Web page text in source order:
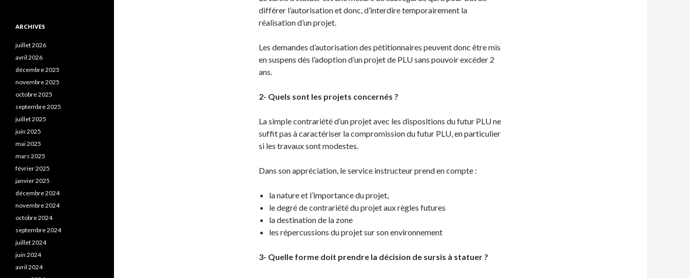
différer l’autorisation et donc, d’interdire temporairement la
réalisation d’un projet.
Les demandes d’autorisation des pétitionnaires peuvent donc être mis
en suspens dès l’adoption d’un projet de PLU sans pouvoir excéder 2
ans.
2- Quels sont les projets concernés ?
La simple contrariété d’un projet avec les dispositions du futur PLU ne
suffit pas à caractériser la compromission du futur PLU, en particulier
si les travaux sont modestes.
Dans son appréciation, le service instructeur prend en compte :
la nature et l’importance du projet,
le degré de contrariété du projet aux règles futures
la destination de la zone
les répercussions du projet sur son environnement
3- Quelle forme doit prendre la décision de sursis à statuer ?
ARCHIVES
juillet 2026
avril 2026
décembre 2025
novembre 2025
octobre 2025
septembre 2025
juillet 2025
juin 2025
mai 2025
mars 2025
février 2025
janvier 2025
décembre 2024
novembre 2024
octobre 2024
septembre 2024
juillet 2024
juin 2024
avril 2024